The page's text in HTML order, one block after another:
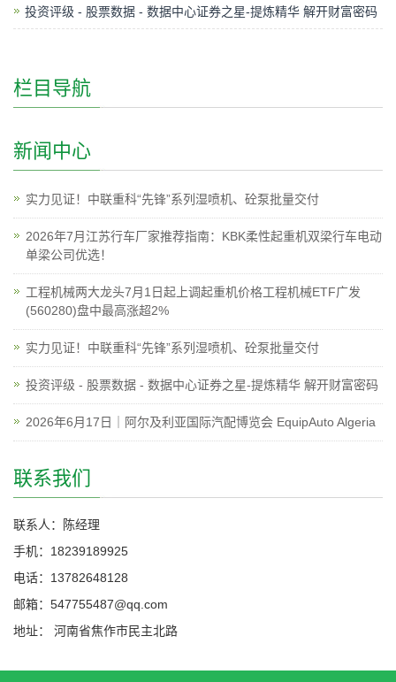
投资评级 - 股票数据 - 数据中心证券之星-提炼精华 解开财富密码
栏目导航
新闻中心
实力见证！中联重科“先锋”系列湿喷机、砼泵批量交付
2026年7月江苏行车厂家推荐指南：KBK柔性起重机双梁行车电动
单梁公司优选！
工程机械两大龙头7月1日起上调起重机价格工程机械ETF广发
(560280)盘中最高涨超2%
实力见证！中联重科“先锋”系列湿喷机、砼泵批量交付
投资评级 - 股票数据 - 数据中心证券之星-提炼精华 解开财富密码
2026年6月17日｜阿尔及利亚国际汽配博览会 EquipAuto Algeria
联系我们
联系人：陈经理
手机：18239189925
电话：13782648128
邮箱：547755487@qq.com
地址： 河南省焦作市民主北路